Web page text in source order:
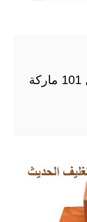
الة تغليف علب شوكولاته موديل 101 ماركة